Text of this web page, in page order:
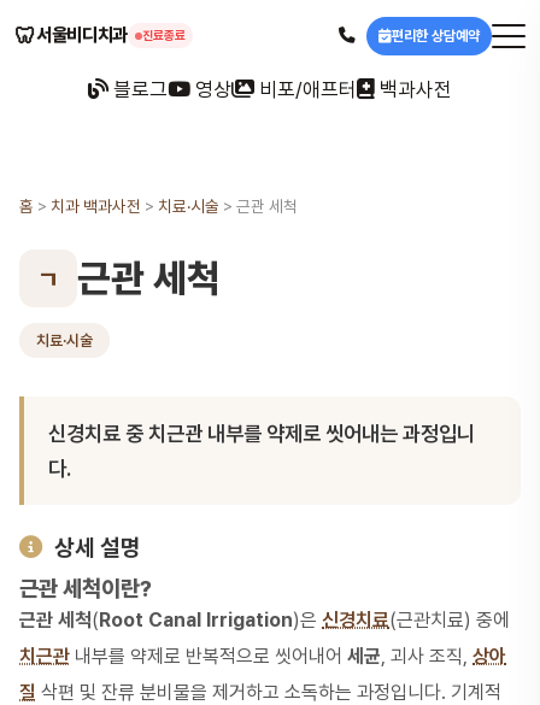
🦷서울비디치과 진료종료 편리한 상담예약
블로그 영상 비포/애프터 백과사전
홈 > 치과 백과사전 > 치료·시술 > 근관 세척
ㄱ 근관 세척
치료·시술
신경치료 중 치근관 내부를 약제로 씻어내는 과정입니
다.
상세 설명
근관 세척이란?
근관 세척(Root Canal Irrigation)은 신경치료(근관치료) 중에
치근관 내부를 약제로 반복적으로 씻어내어 세균, 괴사 조직, 상아
질 삭편 및 잔류 분비물을 제거하고 소독하는 과정입니다. 기계적